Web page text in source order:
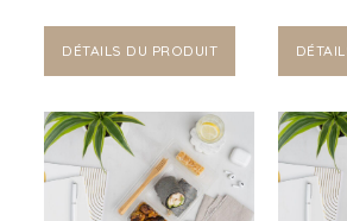
DÉTAILS DU PRODUIT